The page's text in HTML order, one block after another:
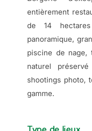
entièrement
de 14
panoramique,
piscine de nage,
naturel
shootings photo,
gamme.